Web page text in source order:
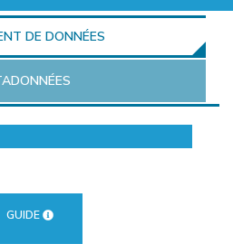
DE DONNÉES
GUIDE